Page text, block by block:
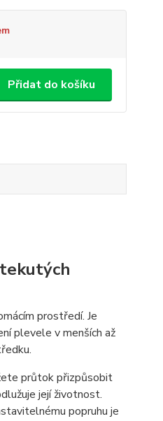
Přidat do košíku
prostředí. Je
plevele v menších až
průtok přizpůsobit
její životnost.
popruhu je